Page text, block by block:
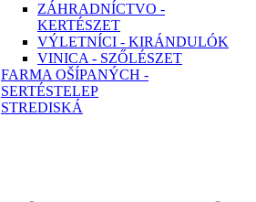
ZÁHRADNÍCTVO -
KERTÉSZET
VÝLETNÍCI - KIRÁNDULÓK
VINICA - SZŐLÉSZET
FARMA OŠÍPANÝCH -
SERTÉSTELEP
STREDISKÁ